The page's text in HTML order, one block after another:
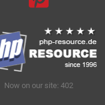
Now on our site: 402